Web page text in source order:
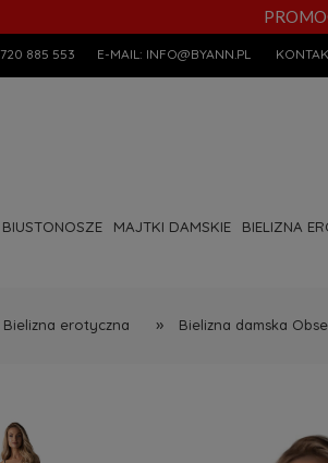
720 885 553 E-MAIL: INFO@BYANN.PL
BIUSTONOSZE MAJTKI DAMSKIE BIELIZNA
Bielizna erotyczna » Bielizna damska